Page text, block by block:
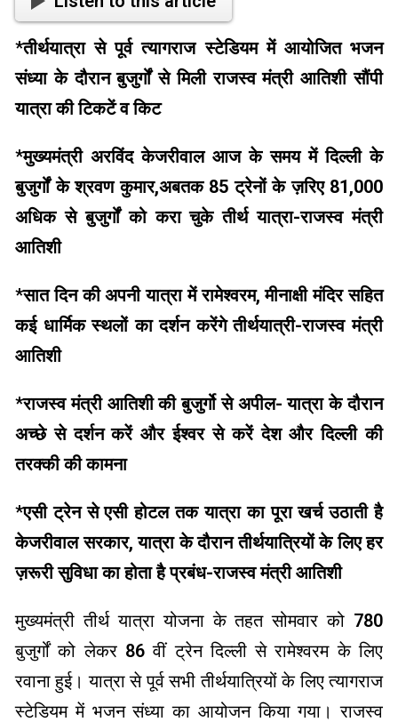
*तीर्थयात्रा से पूर्व त्यागराज स्टेडियम में आयोजित भजन
संध्या के दौरान बुजुर्गों से मिली राजस्व मंत्री आतिशी सौंपी
यात्रा की टिकटें व किट
*मुख्यमंत्री अरविंद केजरीवाल आज के समय में दिल्ली के
बुजुर्गों के श्रवण कुमार,अबतक 85 ट्रेनों के ज़रिए 81,000
अधिक से बुजुर्गों को करा चुके तीर्थ यात्रा-राजस्व मंत्री
आतिशी
*सात दिन की अपनी यात्रा में रामेश्वरम, मीनाक्षी मंदिर सहित
कई धार्मिक स्थलों का दर्शन करेंगे तीर्थयात्री-राजस्व मंत्री
आतिशी
*राजस्व मंत्री आतिशी की बुजुर्गो से अपील- यात्रा के दौरान
अच्छे से दर्शन करें और ईश्वर से करें देश और दिल्ली की
तरक्की की कामना
*एसी ट्रेन से एसी होटल तक यात्रा का पूरा खर्च उठाती है
केजरीवाल सरकार, यात्रा के दौरान तीर्थयात्रियों के लिए हर
ज़रूरी सुविधा का होता है प्रबंध-राजस्व मंत्री आतिशी
मुख्यमंत्री तीर्थ यात्रा योजना के तहत सोमवार को 780
बुजुर्गों को लेकर 86 वीं ट्रेन दिल्ली से रामेश्वरम के लिए
रवाना हुई। यात्रा से पूर्व सभी तीर्थयात्रियों के लिए त्यागराज
स्टेडियम में भजन संध्या का आयोजन किया गया। राजस्व